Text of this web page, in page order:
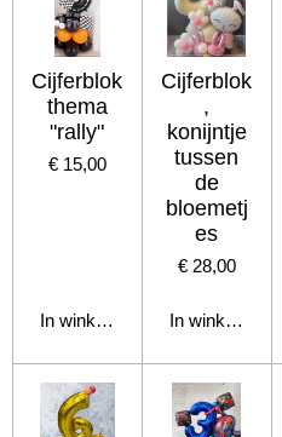
Cijferblok
thema
"rally"
€ 15,00
In winkelwagen
Cijferblok
,
konijntje
tussen
de
bloemetj
es
€ 28,00
In winkelwagen